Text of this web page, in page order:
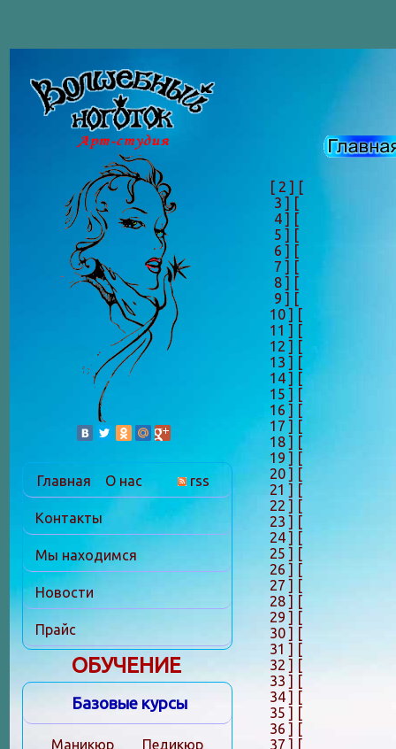
[ 2 ] [
3 ] [
4 ] [
5 ] [
6 ] [
7 ] [
8 ] [
9 ] [
10 ] [
11 ] [
12 ] [
13 ] [
14 ] [
15 ] [
16 ] [
17 ] [
18 ] [
19 ] [
20 ] [
21 ] [
22 ] [
23 ] [
24 ] [
25 ] [
26 ] [
27 ] [
28 ] [
29 ] [
30 ] [
31 ] [
32 ] [
33 ] [
34 ] [
35 ] [
36 ] [
37 ] [
Главная О нас rss
Контакты
Мы находимся
Новости
Прайс
ОБУЧЕНИЕ
Базовые курсы
Маникюр Педикюр